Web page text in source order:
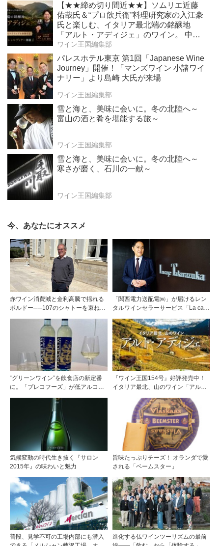
【★★締め切り間近★★】ソムリエ近藤
佑哉氏＆“プロ飲兵衛”料理研究家の入江豪
氏と楽しむ、イタリア最北端の銘醸地
「アルト・アディジェ」のワイン。 中国
料理との新たなペアリングを体験する、
一夜限りのスペシャルディナーを2026年6
月19日（金）開催！
ワイン王国編集部
パレスホテル東京 第1回「Japanese Wine
Journey」開催！「マンズワイン 小諸ワイ
ナリー」より島崎 大氏が来場
ワイン王国編集部
雪と海と、美味に会いに。冬の北陸へ～
富山の酒と肴を堪能する旅～
ワイン王国編集部
雪と海と、美味に会いに。冬の北陸へ～
寒さが磨く、石川の一献～
ワイン王国編集部
今、あなたにオススメ
赤ワイン消費減と金利高騰で揺れる
ボルドー──107のシャトーを束ねる
「関西電力送配電㈱」が届けるレン
タルワインセラーサービス「La cave
ェフソムリエの塚元 晃氏が初訪問！
“グリーンワイン”を飲食店の新定番
に。「プレコフーズ」が低アルコー
『ワイン王国154号』好評発売中！
イタリア最北、山のワイン「アル
エが偏愛するシャンパーニュ」第二
特集「この夏の主役！ ナチュラルな
ロゼワイン」
気候変動の時代生き抜く『サロン
2015年』の味わいと魅力
旨味たっぷりチーズ！ オランダで愛
される「ベームスター」
普段、見学不可の工場内部にも潜入
進化する仏ワインツーリズムの最前